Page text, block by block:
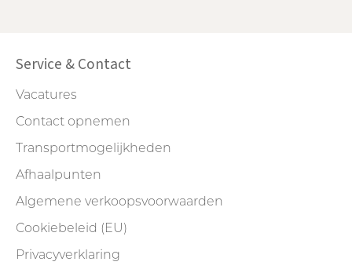
Service & Contact
Vacatures
Contact opnemen
Transportmogelijkheden
Afhaalpunten
Algemene verkoopsvoorwaarden
Cookiebeleid (EU)
Privacyverklaring